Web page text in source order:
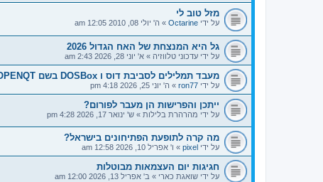
מזל טוב לי
על ידי Octarine
» ה' יולי 08, 2010 12:05 am
גל היא המנצחת של האח הגדול 2026
על ידי עדכוני טלווזיה » א' יוני 28, 2026 2:43 am
מעבד תמלילים לסביבת דוס ו DOSBox בשם OPENQT
על ידי ron77
» ה' יוני 25, 2026 4:18 pm
ייתכן והפרישות הן מעבר לפורום?
על ידי מהרהרת בלילות » ש' ינואר 17, 2026 4:28 pm
מה קרה לתופעת הפתיחונים בישראל?
על ידי pixel
» ו' אפריל 10, 2026 12:58 am
חגיגות יום העצמאות מבוטלות
על ידי שואגת כארי » ב' אפריל 13, 2026 12:00 am